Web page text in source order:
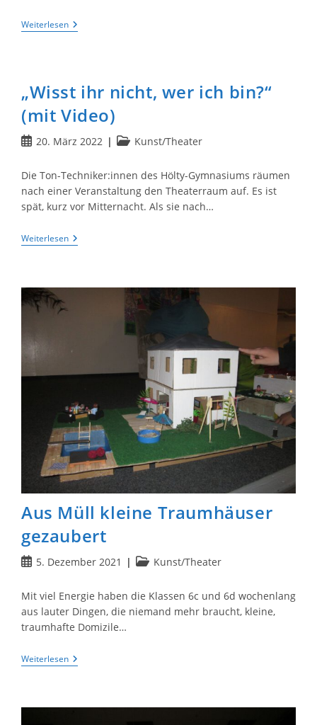
WeiterlesenMit
Eisparty
„Wisst ihr nicht, wer ich bin?“
(mit Video)
Beitrag
20. März 2022
Beitrags-
Kunst/Theater
Die Ton-Techniker:innen des Hölty-Gymnasiums räumen
nach einer Veranstaltung den Theaterraum auf. Es ist
spät, kurz vor Mitternacht. Als sie nach…
Weiterlesen„Wisst
Ihr
Aus Müll kleine Traumhäuser
gezaubert
Beitrag5. Dezember 2021
Beitrags-
Kunst/Theater
Mit viel Energie haben die Klassen 6c und 6d wochenlang
aus lauter Dingen, die niemand mehr braucht, kleine,
traumhafte Domizile…
WeiterlesenAus
Müll